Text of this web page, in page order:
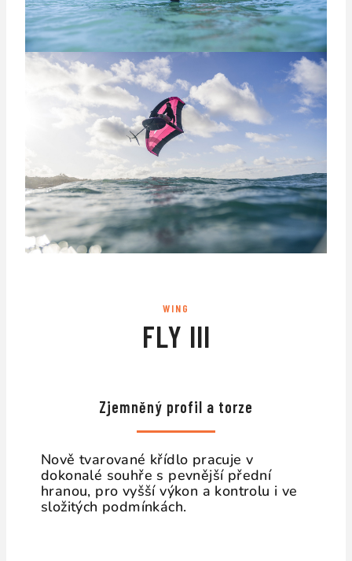
WING
FLY III
Zjemněný profil a torze
Nově tvarované křídlo pracuje v
dokonalé souhře s pevnější přední
hranou, pro vyšší výkon a kontrolu i ve
složitých podmínkách.